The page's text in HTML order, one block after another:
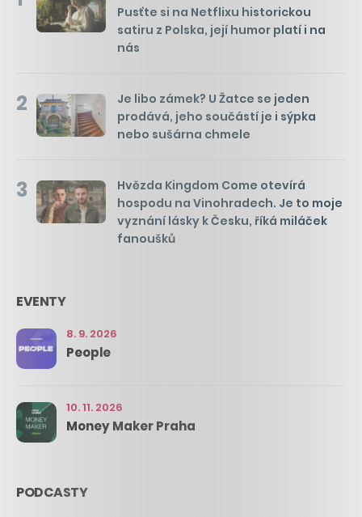
Pusťte si na Netflixu historickou
satiru z Polska, její humor platí i na
nás
2
Je libo zámek? U Žatce se jeden
prodává, jeho součástí je i sýpka
nebo sušárna chmele
3
Hvězda Kingdom Come otevírá
hospodu na Vinohradech. Je to moje
vyznání lásky k Česku, říká miláček
fanoušků
EVENTY
8. 9. 2026
People
10. 11. 2026
Money Maker Praha
PODCASTY